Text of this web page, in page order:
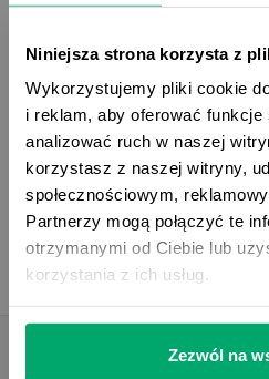
Niniejsza strona korzysta z
Wykorzystujemy pliki cookie
i reklam, aby oferować funkcje
analizować ruch w naszej
korzystasz z naszej witryny,
społecznościowym,
Partnerzy mogą połączyć te
otrzymanymi od Ciebie lub
korzystania z ich usług.
Zezwól na
Jako certyfikowany Gold
doskonale rozumiemy
w zakresie zarządzania
dowiedzieć się więcej o
i jego potencjalnym wpływie
zapraszamy do zapoznania
Zapraszamy do lektury